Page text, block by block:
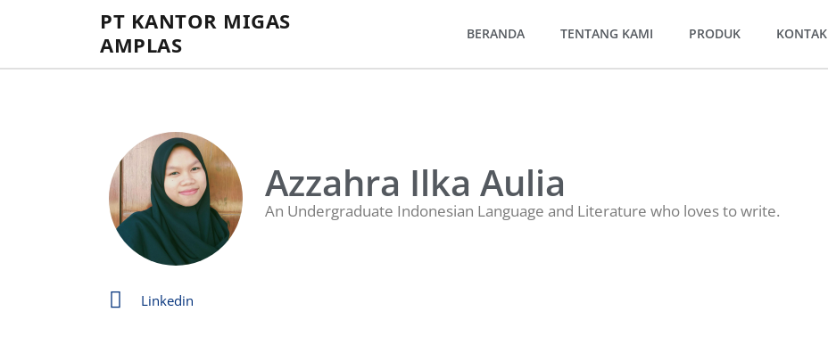
PT KANTOR MIGAS
AMPLAS
BERANDA TENTANG KAMI PRODUK KONTAK
Azzahra Ilka Aulia
An Undergraduate Indonesian Language and Literature who loves to write.
Linkedin